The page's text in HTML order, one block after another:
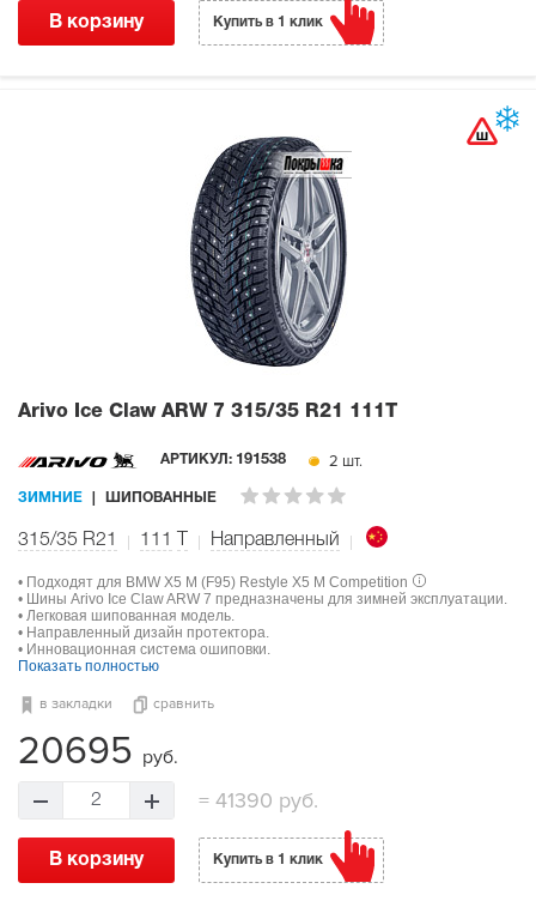
В корзину Купить в 1 клик
Arivo Ice Claw ARW 7 315/35 R21 111T
АРТИКУЛ: 191538 2 шт.
ЗИМНИЕ ШИПОВАННЫЕ
315/35 R21 111 Направленный
• Подходят для BMW X5 M (F95) Restyle X5 M Competition
• Шины Arivo Ice Claw ARW 7 предназначены для зимней эксплуатации.
• Легковая шипованная модель.
• Направленный дизайн протектора.
• Инновационная система ошиповки.
Показать полностью
в закладки сравнить
20695 руб.
2 =41390 руб.
В корзину Купить в 1 клик